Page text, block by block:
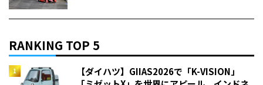
RANKING TOP 5
【ダイハツ】GIIAS2026で「K-VISION」